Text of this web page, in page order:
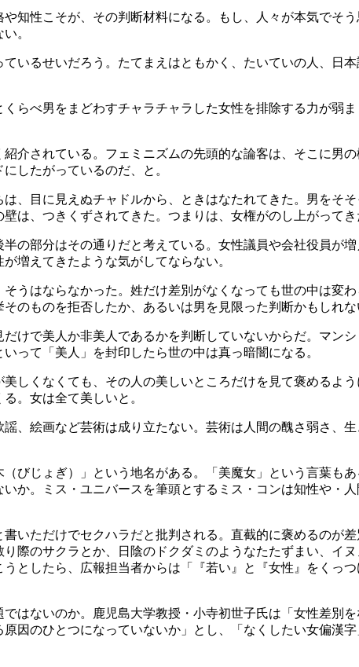
知性こそが、その判断材料になる。もし、人々が本気でそ
。
いるせいだろう。たてまえはともかく、たいていの人、日
らべ男をまどわすチャラチャラした女性を排除する力が弱
介されている。フェミニズムの先頭的な論客は、そこに男
したがっているのだ、と。
、目に見えぬチャドルから、ときはなたれてきた。男をそ
は、つきくずされてきた。つまりは、女権がのし上がってき
の部分はその通りだと考えている。女性議員や会社役員が
増えてきたような気がしてならない。
うはならなかった。姓だけ差別がなくなっても世の中は変
のものを拒否したか、あるいは男を見限った判断かもしれな
けで美人か非美人であるかを判断していないからだ。マン
って「美人」を封印したら世の中は真っ暗闇になる。
しくなくても、その人の美しいところだけを見て褒めるよ
。女は全て美しいと。
、絵画など芸術は成り立たない。芸術は人間の醜さ弱さ、
びじょぎ）」という地名がある。「美魔女」という言葉も
か。ミス・ユニバースを筆頭とするミス・コンは知性や・
いただけでセクハラだと批判される。直截的に褒めるのが
際のサクラとか、日陰のドクダミのようなたたずまい、イ
としたら、広報担当者からは「『若い』と『女性』をくっ
はないのか。鹿児島大学教授・小寺初世子氏は「女性差別
因のひとつになっていないか」とし、「なくしたい女偏漢